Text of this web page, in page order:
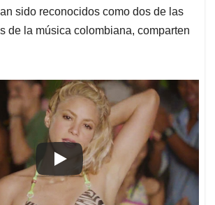
sido reconocidos como dos de las
de la música colombiana, comparten